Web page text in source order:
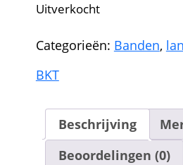
Uitverkocht
Categorieën: Banden,
BKT
Beschrijving
Beoordelingen (0)